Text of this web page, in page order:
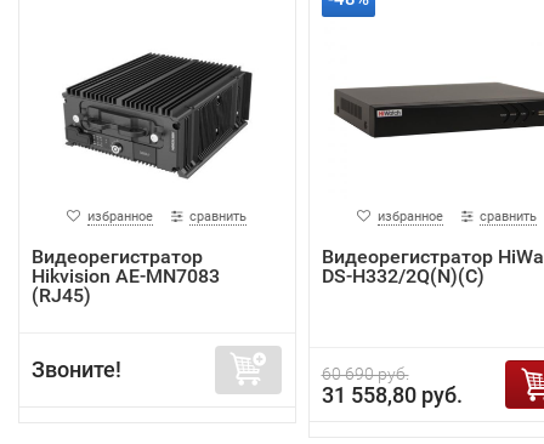
избранное сравнить
Видеорегистратор
Hikvision AE-MN7083
(RJ45)
Звоните!
избранное сравнить
Видеорегистратор
DS-H332/2Q(N)(C)
60 690 руб.
31 558,80 руб.